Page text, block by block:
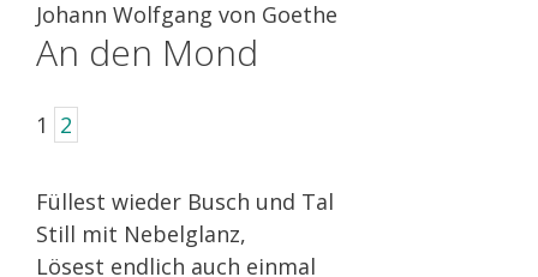
Johann Wolfgang von Goethe
An den Mond
1 2
Füllest wieder Busch und Tal
Still mit Nebelglanz,
Lösest endlich auch einmal